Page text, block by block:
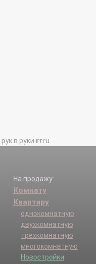
в руки irr.ru
На продажу:
Комнату
Квартиру
однокомнатную
двухкомнатную
трехкомнатную
многокомнатную
Новостройки